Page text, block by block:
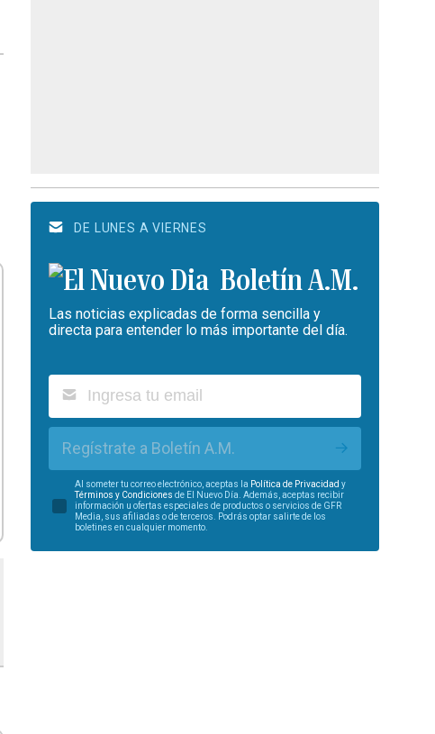
DE LUNES A VIERNES
Boletín A.M.
Las noticias explicadas de forma sencilla y
directa para entender lo más importante del día.
Regístrate a Boletín A.M.
Al someter tu correo electrónico, aceptas la Política de Privacidad y
Términos y Condiciones de El Nuevo Día. Además, aceptas recibir
información u ofertas especiales de productos o servicios de GFR
Media, sus afiliadas o de terceros. Podrás optar salirte de los
boletines en cualquier momento.